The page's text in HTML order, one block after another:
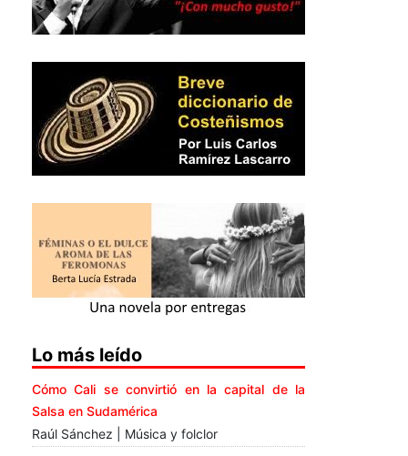
Lo más leído
Cómo Cali se convirtió en la capital de la
Salsa en Sudamérica
Raúl Sánchez | Música y folclor